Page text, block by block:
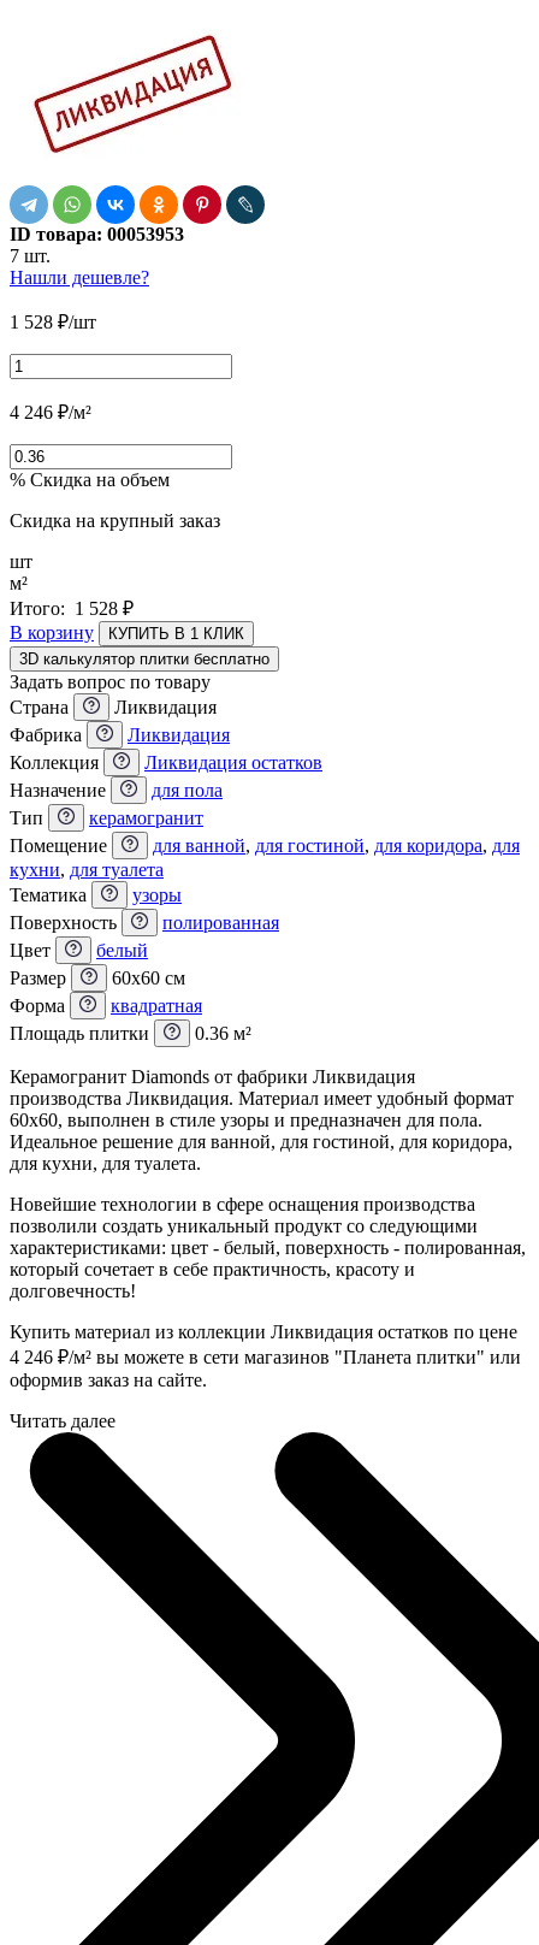
ID товара: 00053953
7 шт.
Нашли дешевле?
1 528 ₽/шт
4 246 ₽/м²
% Скидка на объем
Скидка на крупный заказ
шт
м²
Итого: 1 528 ₽
В корзину
КУПИТЬ В 1 КЛИК
3D калькулятор плитки бесплатно
Задать вопрос по товару
Страна
Ликвидация
Фабрика
Ликвидация
Коллекция
Ликвидация остатков
Назначение
для пола
Тип
керамогранит
Помещение
для ванной, для гостиной, для коридора, для
кухни, для туалета
Тематика
узоры
Поверхность
полированная
Цвет
белый
Размер
60x60 см
Форма
квадратная
Площадь плитки
0.36 м²
Керамогранит Diamonds от фабрики Ликвидация
производства Ликвидация. Материал имеет удобный формат
60x60, выполнен в стиле узоры и предназначен для пола.
Идеальное решение для ванной, для гостиной, для коридора,
для кухни, для туалета.
Новейшие технологии в сфере оснащения производства
позволили создать уникальный продукт со следующими
характеристиками: цвет - белый, поверхность - полированная,
который сочетает в себе практичность, красоту и
долговечность!
Купить материал из коллекции Ликвидация остатков по цене
4 246 ₽/м² вы можете в сети магазинов "Планета плитки" или
оформив заказ на сайте.
Читать далее